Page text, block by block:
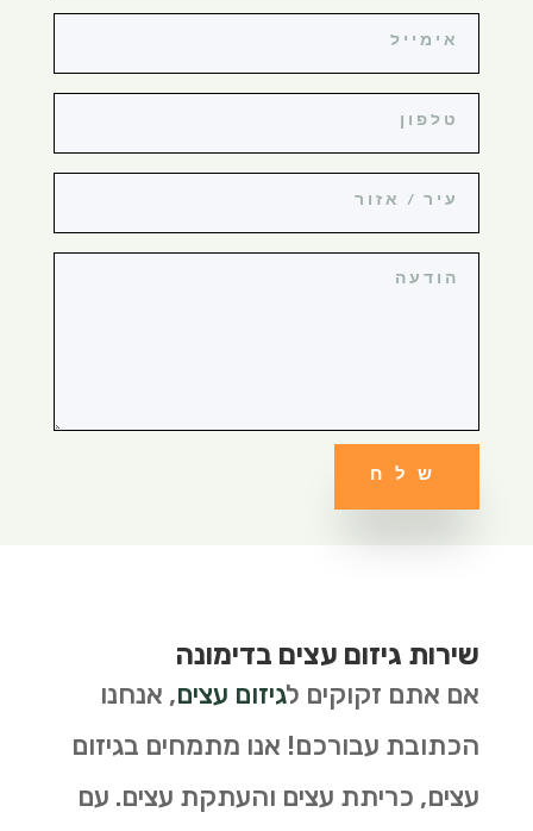
שלח
שירות גיזום עצים בדימונה
אם אתם זקוקים לגיזום עצים, אנחנו
הכתובת עבורכם! אנו מתמחים בגיזום
עצים, כריתת עצים והעתקת עצים. עם